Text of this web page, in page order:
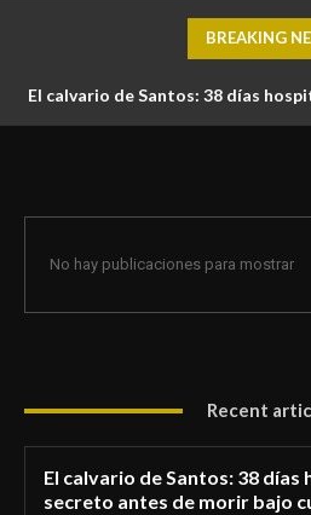
BREAKING
El calvario de Santos: 38 días
No hay publicaciones para mostrar
Recent
El calvario de Santos: 38 días
secreto antes de morir bajo